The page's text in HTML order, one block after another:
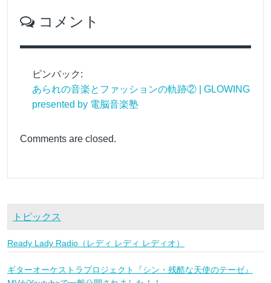
コメント
ピンバック:
あられの音楽とファッションの軌跡② | GLOWING
presented by 電脳音楽塾
Comments are closed.
トピックス
Ready Lady Radio（レディ レディ レディオ）
ギターオーケストラプロジェクト『シン・残酷な天使のテーゼ』